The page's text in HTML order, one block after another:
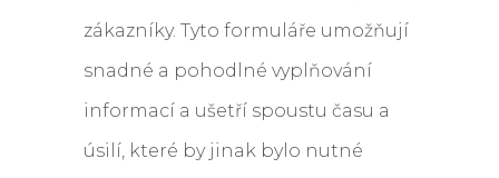
zákazníky. Tyto formuláře umožňují
snadné a pohodlné vyplňování
informací a ušetří spoustu času a
úsilí, které by jinak bylo nutné